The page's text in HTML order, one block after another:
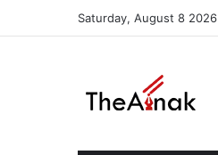
Saturday, August 8 2026